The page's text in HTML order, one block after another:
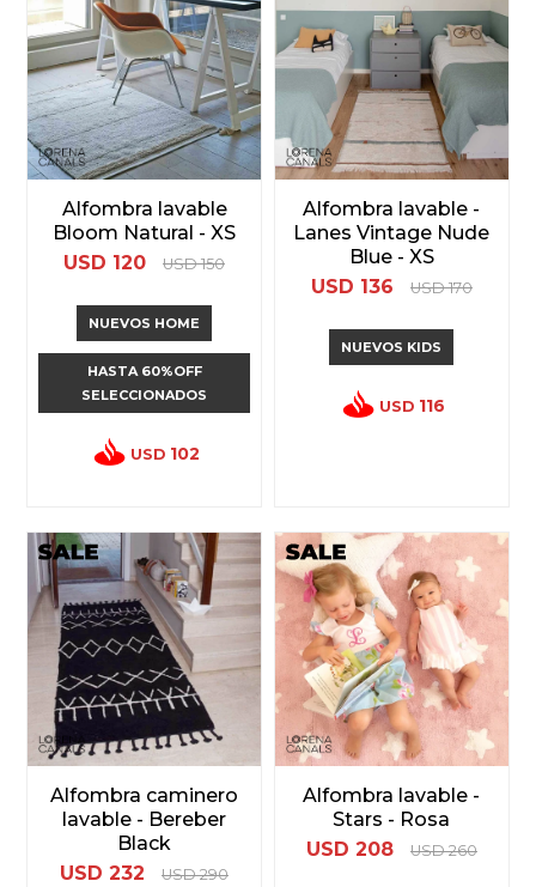
Alfombra lavable
Bloom Natural - XS
USD 120 USD 150
NUEVOS HOME
HASTA 60%OFF
SELECCIONADOS
USD 102
Alfombra lavable -
Lanes Vintage Nude
Blue - XS
USD 136 USD 170
NUEVOS KIDS
USD 116
Alfombra caminero
lavable - Bereber
Black
USD 232 USD 290
Alfombra lavable -
Stars - Rosa
USD 208 USD 260